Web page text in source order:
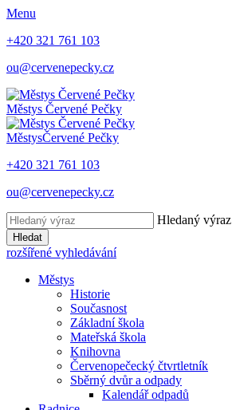
Menu
+420 321 761 103
ou@cervenepecky.cz
Městys Červené Pečky
MěstysČervené Pečky
+420 321 761 103
ou@cervenepecky.cz
Hledaný výraz
Hledat
rozšířené vyhledávání
Městys
Historie
Současnost
Základní škola
Mateřská škola
Knihovna
Červenopečecký čtvrtletník
Sběrný dvůr a odpady
Kalendář odpadů